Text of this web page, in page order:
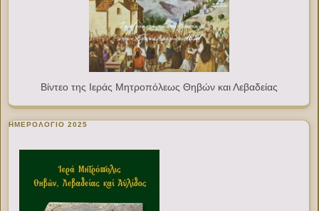
Βίντεο της Ιεράς Μητροπόλεως Θηβών και Λεβαδείας
ΗΜΕΡΟΛΟΓΙΟ 2025